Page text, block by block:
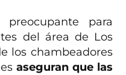
para
del área de Los
los chambeadores
aseguran que las